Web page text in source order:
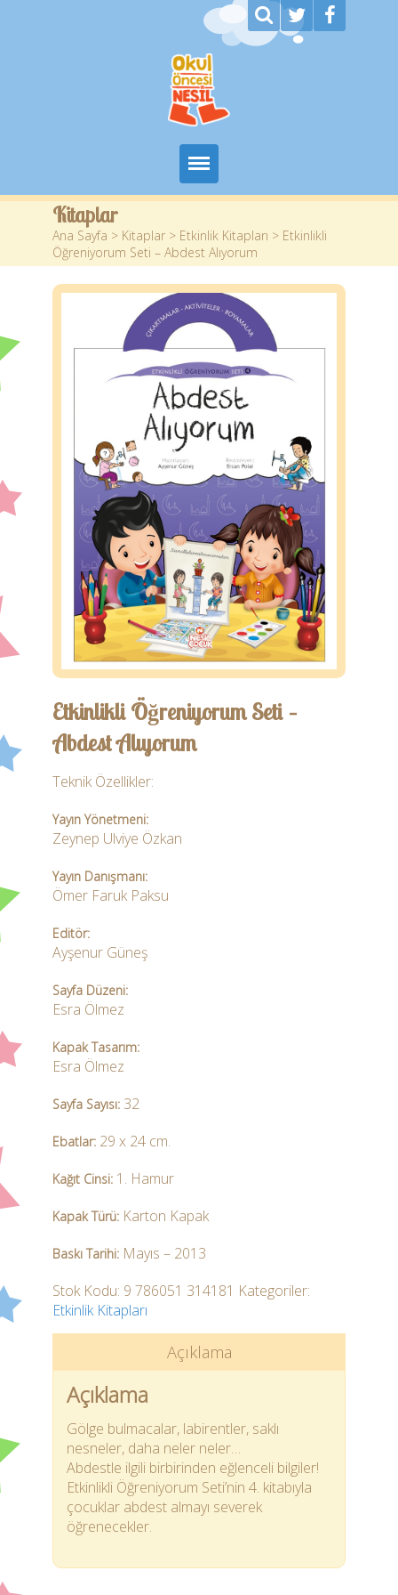
Ana Sayfa
Kurumsal
Kitaplar
Yazarlar
Planlar
Öğretmen
Ebeveyn
İletişim
Kitaplar
Ana Sayfa > Kitaplar > Etkinlik Kitapları > Etkinlikli
Öğreniyorum Seti – Abdest Alıyorum
Etkinlikli Öğreniyorum Seti –
Abdest Alıyorum
Teknik Özellikler:
Yayın Yönetmeni:
Zeynep Ulviye Özkan
Yayın Danışmanı:
Ömer Faruk Paksu
Editör:
Ayşenur Güneş
Sayfa Düzeni:
Esra Ölmez
Kapak Tasarım:
Esra Ölmez
Sayfa Sayısı: 32
Ebatlar: 29 x 24 cm.
Kağıt Cinsi: 1. Hamur
Kapak Türü: Karton Kapak
Baskı Tarihi: Mayıs – 2013
Stok Kodu: 9 786051 314181 Kategoriler:
Etkinlik Kitapları
Açıklama
Açıklama
Gölge bulmacalar, labirentler, saklı
nesneler, daha neler neler…
Abdestle ilgili birbirinden eğlenceli bilgiler!
Etkinlikli Öğreniyorum Seti’nin 4. kitabıyla
çocuklar abdest almayı severek
öğrenecekler.